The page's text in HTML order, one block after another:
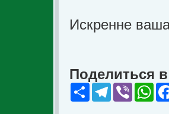
Искренне
Поделиться
Share Telegram
Viber